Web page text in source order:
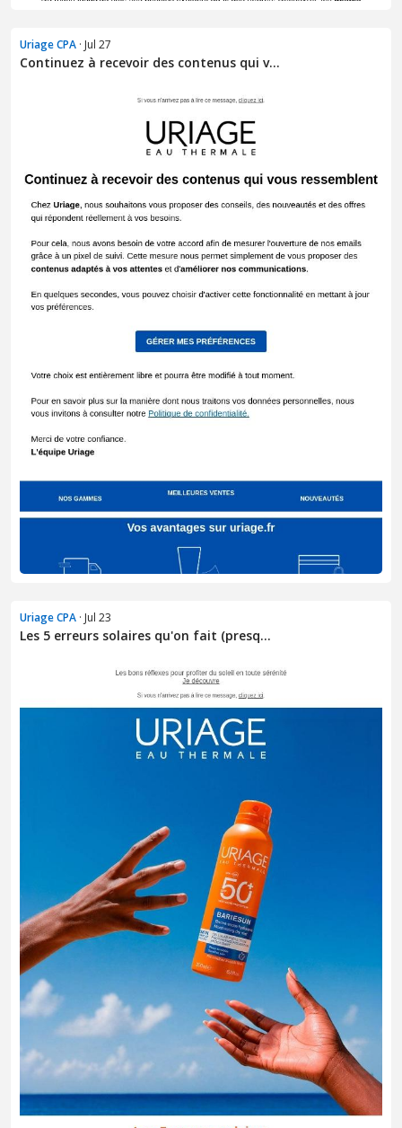
Uriage CPA · Jul 27
Continuez à recevoir des contenus qui v...
Uriage CPA · Jul 23
Les 5 erreurs solaires qu'on fait (presq...